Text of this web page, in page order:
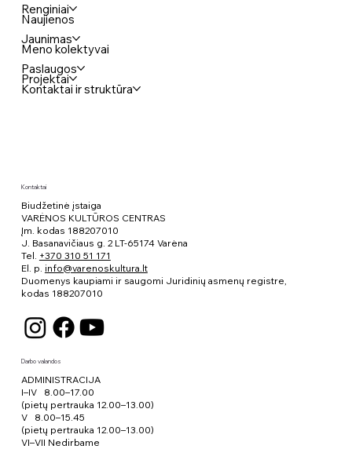
Renginiai
Naujienos
Jaunimas
Meno kolektyvai
Paslaugos
Projektai
Kontaktai ir struktūra
Kontaktai
Biudžetinė įstaiga
VARĖNOS KULTŪROS CENTRAS
Įm. kodas 188207010
J. Basanavičiaus g. 2 LT-65174 Varėna
Tel. +370 310 51 171
El. p. info@varenoskultura.lt
Duomenys kaupiami ir saugomi Juridinių asmenų registre,
kodas 188207010
Darbo valandos
ADMINISTRACIJA
I–IV 8.00–17.00
(pietų pertrauka 12.00–13.00)
V 8.00–15.45
(pietų pertrauka 12.00–13.00)
VI–VII Nedirbame